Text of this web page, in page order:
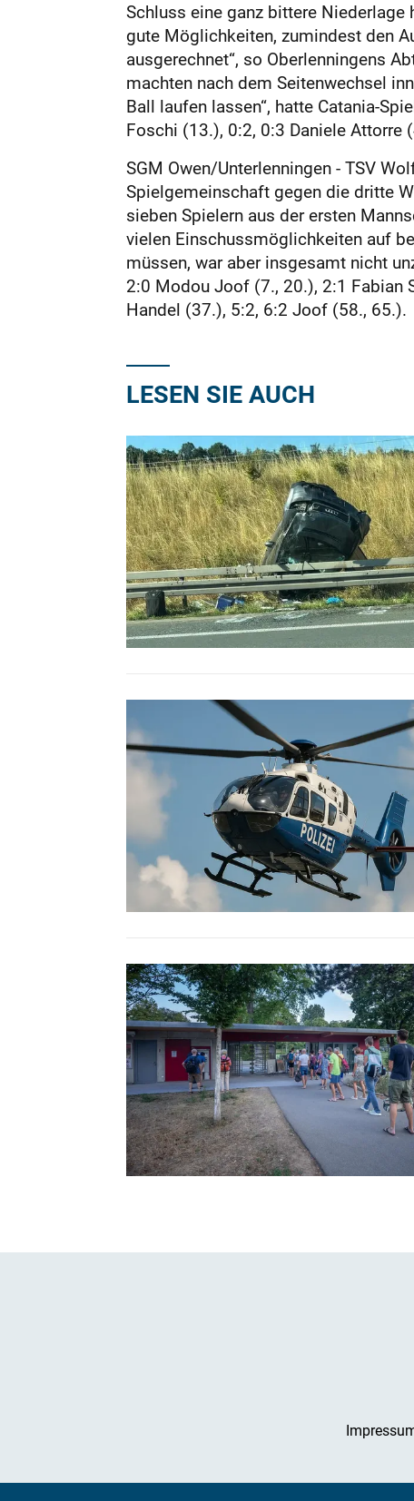
Schluss eine ganz bittere
gute Möglichkeiten, zumindest den
ausgerechnet“, so Oberlenningens
machten nach dem Seitenwechsel
Ball laufen lassen“, hatte Catania-
Foschi (13.), 0:2, 0:3 Daniele Attorre
SGM Owen/Unterlenningen - TSV
Spielgemeinschaft gegen die dritte
sieben Spielern aus der ersten
vielen Einschussmöglichkeiten auf
müssen, war aber insgesamt nicht
2:0 Modou Joof (7., 20.), 2:1 Fabian
Handel (37.), 5:2, 6:2 Joof (58., 65.).
LESEN SIE AUCH